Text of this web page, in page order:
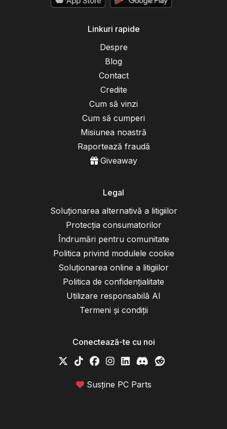
Linkuri rapide
Despre
Blog
Contact
Credite
Cum să vinzi
Cum să cumperi
Misiunea noastră
Raportează fraudă
Giveaway
Legal
Soluționarea alternativă a litigiilor
Protecția consumatorilor
Îndrumări pentru comunitate
Politica privind modulele cookie
Soluționarea online a litigiilor
Politica de confidențialitate
Utilizare responsabilă AI
Termeni și condiții
Conectează-te cu noi
Susține PC Parts